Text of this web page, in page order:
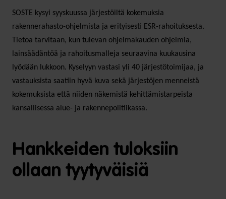
SOSTE kysyi syyskuussa järjestöiltä kokemuksia
rakennerahasto-ohjelmista ja erityisesti ESR-rahoituksesta.
Tietoa tarvitaan, kun tulevan ohjelmakauden ohjelmia,
lainsäädäntöä ja rahoitusmalleja seuraavina kuukausina
lyödään lukkoon. Kyselyyn vastasi yli 40 järjestötoimijaa, ja
vastauksista saatiin hyvä kuva sekä järjestöjen menneistä
kokemuksista että niiden näkemistä kehittämistarpeista
kansallisessa alue- ja rakennepolitiikassa.
Hankkeiden tuloksiin
ollaan tyytyväisiä